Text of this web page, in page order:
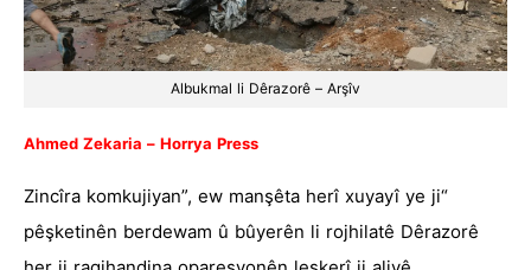
Albukmal li Dêrazorê – Arşîv
Ahmed Zekaria – Horrya Press
“Zincîra komkujiyan”, ew manşêta herî xuyayî ye ji
pêşketinên berdewam û bûyerên li rojhilatê Dêrazorê